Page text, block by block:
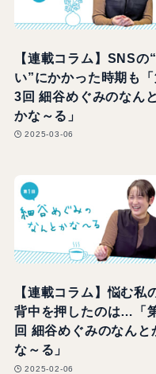
【連載コラム】SNSの
い”にかかった時期も
3回 細谷めぐみのなんと
かな～る」
2025-03-06
【連載コラム】悩む私
背中を押したのは…「
回 細谷めぐみのなんと
な～る」
2025-02-06